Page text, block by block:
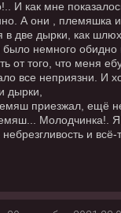
И как мне
А они , племяшка
в две дырки, как
было немного обидно
от того, что меня
все неприязни. И
дырки,
приезжал, ещё
Молодчинка!. Я
и